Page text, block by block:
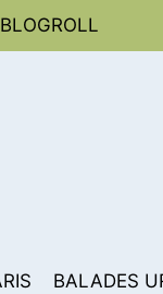
BLOGROLL
BALADES